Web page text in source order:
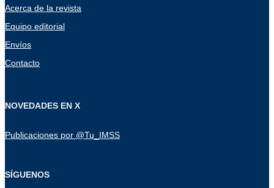
Acerca de la revista
Equipo editorial
Envíos
Contacto
NOVEDADES EN X
Publicaciones por @Tu_IMSS
SÍGUENOS